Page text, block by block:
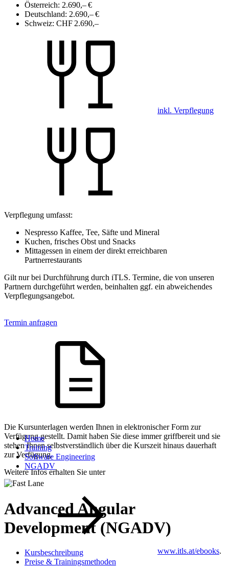
Österreich: 2.690,– €
Deutschland: 2.690,– €
Schweiz: CHF 2.690,–
inkl. Verpflegung
Verpflegung umfasst:
Nespresso Kaffee, Tee, Säfte und Mineral
Kuchen, frisches Obst und Snacks
Mittagessen in einem der direkt erreichbaren
Partnerrestaurants
Gilt nur bei Durchführung durch iTLS. Termine, die von unseren
Partnern durchgeführt werden, beinhalten ggf. ein abweichendes
Verpflegungsangebot.
Termin anfragen
Die Kursunterlagen werden Ihnen in elektronischer Form zur
Verfügung gestellt. Damit haben Sie diese immer griffbereit und sie
stehen Ihnen selbstverständlich über die Kurszeit hinaus dauerhaft
zur Verfügung.
Weitere Infos erhalten Sie unter
www.itls.at/ebooks.
Home
Training
Software Engineering
NGADV
Advanced Angular
Development (NGADV)
Kursbeschreibung
Preise & Trainingsmethoden